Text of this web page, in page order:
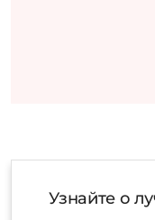
Узнайте о